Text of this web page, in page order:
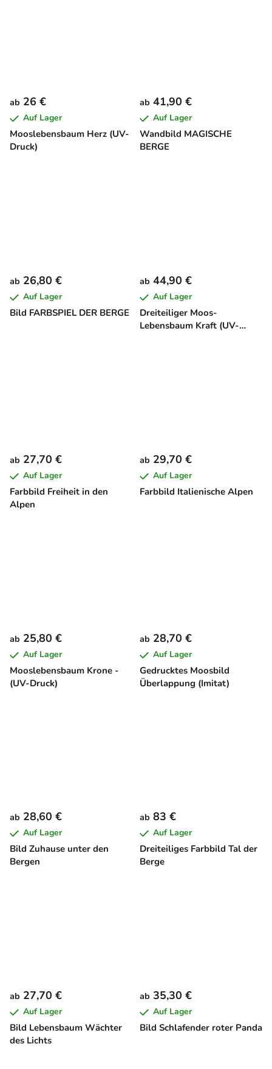
Mooslebensbaum Herz (UV-
Druck)
ab 26 €
Auf Lager
Wandbild MAGISCHE
BERGE
ab 41,90 €
Auf Lager
Bild FARBSPIEL DER BERGE
ab 26,80 €
Auf Lager
Dreiteiliger Moos-
Lebensbaum Kraft (UV-
ab 44,90 €
Auf Lager
Farbbild Freiheit in den
Alpen
ab 27,70 €
Auf Lager
Farbbild Italienische Alpen
ab 29,70 €
Auf Lager
Mooslebensbaum Krone -
(UV-Druck)
ab 25,80 €
Auf Lager
Gedrucktes Moosbild
Überlappung (Imitat)
ab 28,70 €
Auf Lager
Bild Zuhause unter den
Bergen
ab 28,60 €
Auf Lager
Dreiteiliges Farbbild Tal der
Berge
ab 83 €
Auf Lager
Bild Lebensbaum Wächter
des Lichts
ab 27,70 €
Auf Lager
Bild Schlafender roter Panda
ab 35,30 €
Auf Lager